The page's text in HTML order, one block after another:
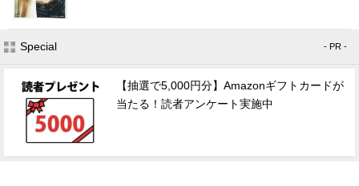
Special - PR -
【抽選で5,000円分】Amazonギフトカードが
当たる！読者アンケート実施中